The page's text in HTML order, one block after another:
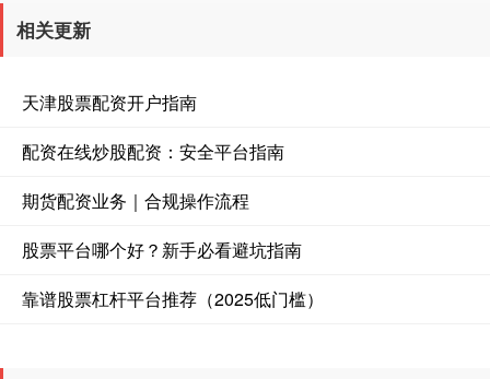
相关更新
天津股票配资开户指南
配资在线炒股配资：安全平台指南
期货配资业务｜合规操作流程
股票平台哪个好？新手必看避坑指南
靠谱股票杠杆平台推荐（2025低门槛）